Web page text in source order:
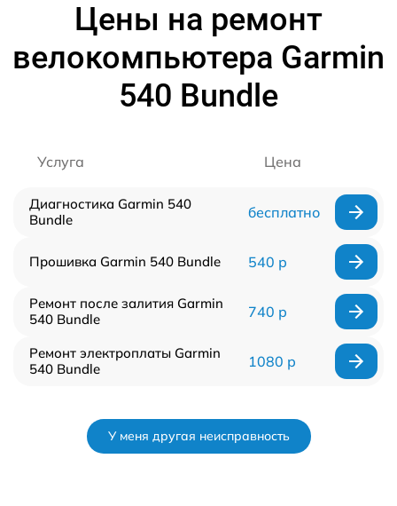
Цены на ремонт
велокомпьютера Garmin
540 Bundle
Услуга Цена
Диагностика Garmin 540
Bundle
бесплатно
Прошивка Garmin 540 Bundle 540 р
Ремонт после залития Garmin
540 Bundle
740 р
Ремонт электроплаты Garmin
540 Bundle
1080 р
У меня другая неисправность